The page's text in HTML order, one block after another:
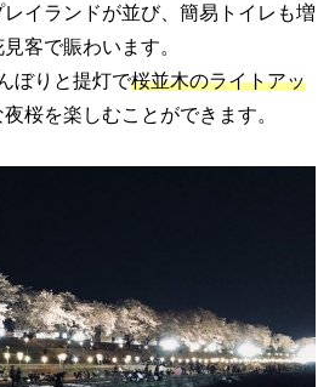
イランドが並び、簡易トイレも増
客で賑わいます。
ぼりと提灯で桜並木のライトアッ
桜を楽しむことができます。